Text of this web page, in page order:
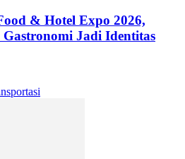
& Hotel Expo 2026,
Jadi Identitas